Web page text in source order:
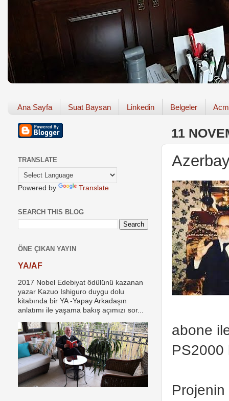
Ana Sayfa Suat Baysan Linkedin Belgeler
11
abone
PS2000
Projenin
TRANSLATE
Powered by Translate
SEARCH THIS BLOG
ÖNE ÇIKAN YAYIN
YA/AF
2017 Nobel Edebiyat ödülünü kazanan
yazar Kazuo Ishiguro duygu dolu
kitabında bir YA -Yapay Arkadaşın
anlatımı ile yaşama bakış açımızı sor...